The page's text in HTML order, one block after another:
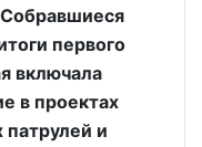
первого
включала
в проектах
и